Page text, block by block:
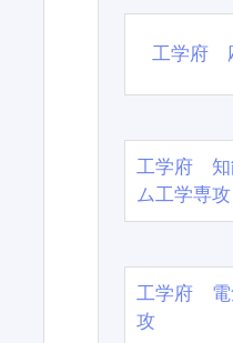
工学府
工学府 知
ム工学専攻
工学府 電
攻